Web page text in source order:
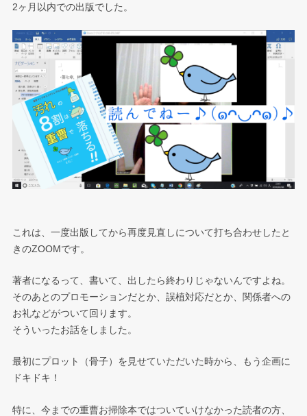
2ヶ月以内での出版でした。
これは、一度出版してから再度見直しについて打ち合わせしたと
きのZOOMです。
著者になるって、書いて、出したら終わりじゃないんですよね。
そのあとのプロモーションだとか、誤植対応だとか、関係者への
お礼などがついて回ります。
そういったお話をしました。
最初にプロット（骨子）を見せていただいた時から、もう企画に
ドキドキ！
特に、今までの重曹お掃除本ではついていけなかった読者の方、